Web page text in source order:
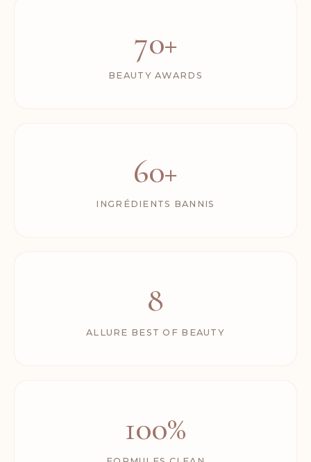
70+
BEAUTY AWARDS
60+
INGRÉDIENTS BANNIS
8
ALLURE BEST OF BEAUTY
100%